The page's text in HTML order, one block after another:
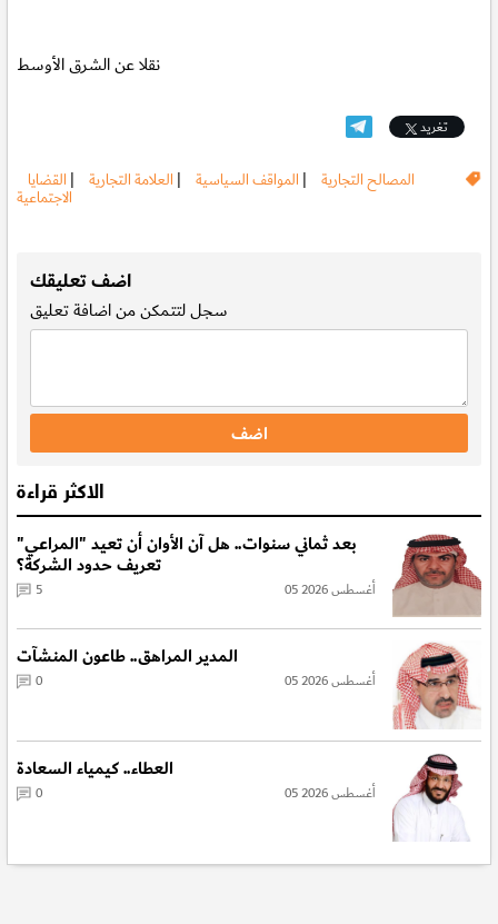
نقلا عن الشرق الأوسط
تغريد
المصالح التجارية | المواقف السياسية | العلامة التجارية | القضايا
الاجتماعية
اضف تعليقك
سجللتتمكن من اضافة تعليق
الاكثر قراءة
بعد ثماني سنوات.. هل آن الأوان أن تعيد "المراعي"
تعريف حدود الشركة؟
05 أغسطس 2026 5
المدير المراهق.. طاعون المنشآت
05 أغسطس 2026 0
العطاء.. كيمياء السعادة
05 أغسطس 2026 0